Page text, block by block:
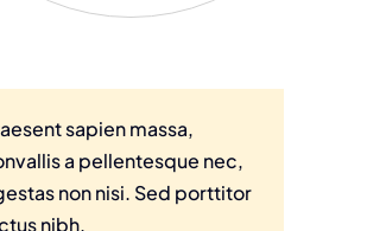
sapien massa,
a pellentesque nec,
non nisi. Sed porttitor
nibh.